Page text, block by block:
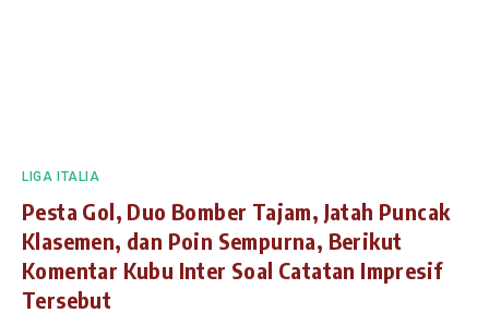
LIGA ITALIA
Pesta Gol, Duo Bomber Tajam, Jatah Puncak
Klasemen, dan Poin Sempurna, Berikut
Komentar Kubu Inter Soal Catatan Impresif
Tersebut